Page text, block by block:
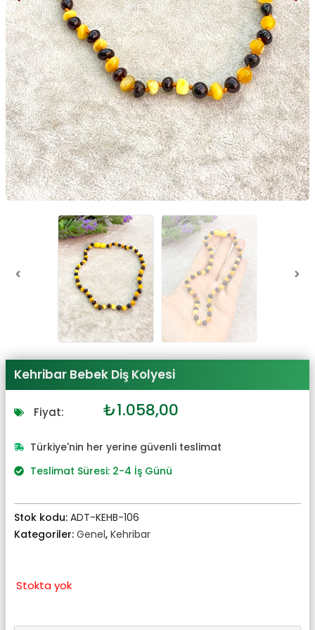
Kehribar Bebek Diş Kolyesi
Fiyat: Orijinal
₺1.164,00.
₺1.058,00
fiyat:
Türkiye'nin her yerine güvenli teslimat
Teslimat Süresi: 2-4 İş Günü
Stok kodu: ADT-KEHB-106
Kategoriler: Genel, Kehribar
Stokta yok